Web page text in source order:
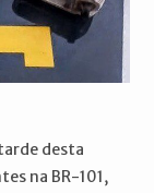
desta
na BR-101,